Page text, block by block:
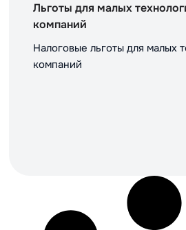
Льготы для малых
компаний
Налоговые льготы для малых
компаний